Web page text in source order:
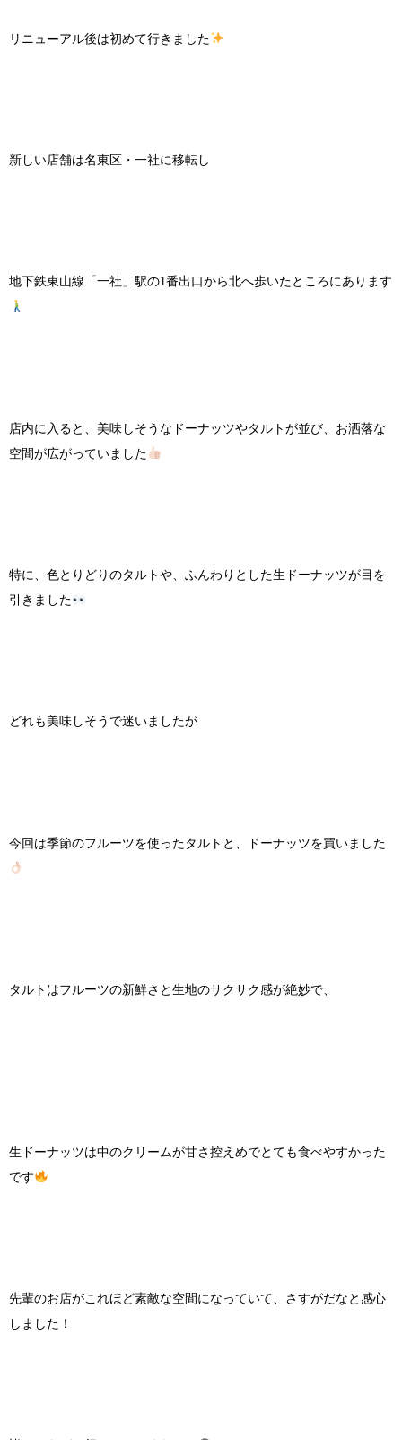
リニューアル後は初めて行きました
新しい店舗は名東区・一社に移転し
地下鉄東山線「一社」駅の1番出口から北へ歩いたところにあります
店内に入ると、美味しそうなドーナッツやタルトが並び、お洒落な
空間が広がっていました
特に、色とりどりのタルトや、ふんわりとした生ドーナッツが目を
引きました
どれも美味しそうで迷いましたが
今回は季節のフルーツを使ったタルトと、ドーナッツを買いました
タルトはフルーツの新鮮さと生地のサクサク感が絶妙で、
生ドーナッツは中のクリームが甘さ控えめでとても食べやすかった
です
先輩のお店がこれほど素敵な空間になっていて、さすがだなと感心
しました！